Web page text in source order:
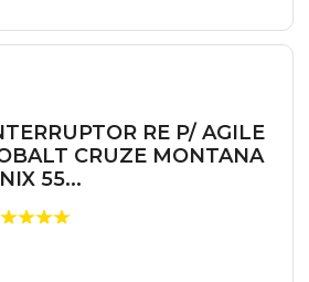
RE P/ AGILE
CRUZE MONTANA
55...